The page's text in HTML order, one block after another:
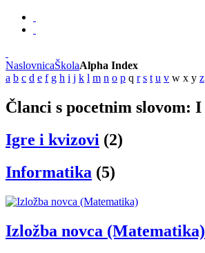
NaslovnicaŠkolaAlpha Index
a b c d e f g h i j k l m n o p q r s t u v w x y z
Članci s pocetnim slovom: I
Igre i kvizovi (2)
Informatika (5)
Izložba novca (Matematika)